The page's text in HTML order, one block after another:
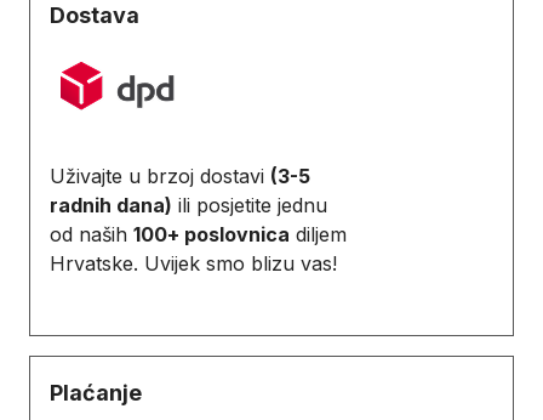
Dostava
Uživajte u brzoj dostavi (3-5
radnih dana) ili posjetite jednu
od naših 100+ poslovnica diljem
Hrvatske. Uvijek smo blizu vas!
Plaćanje